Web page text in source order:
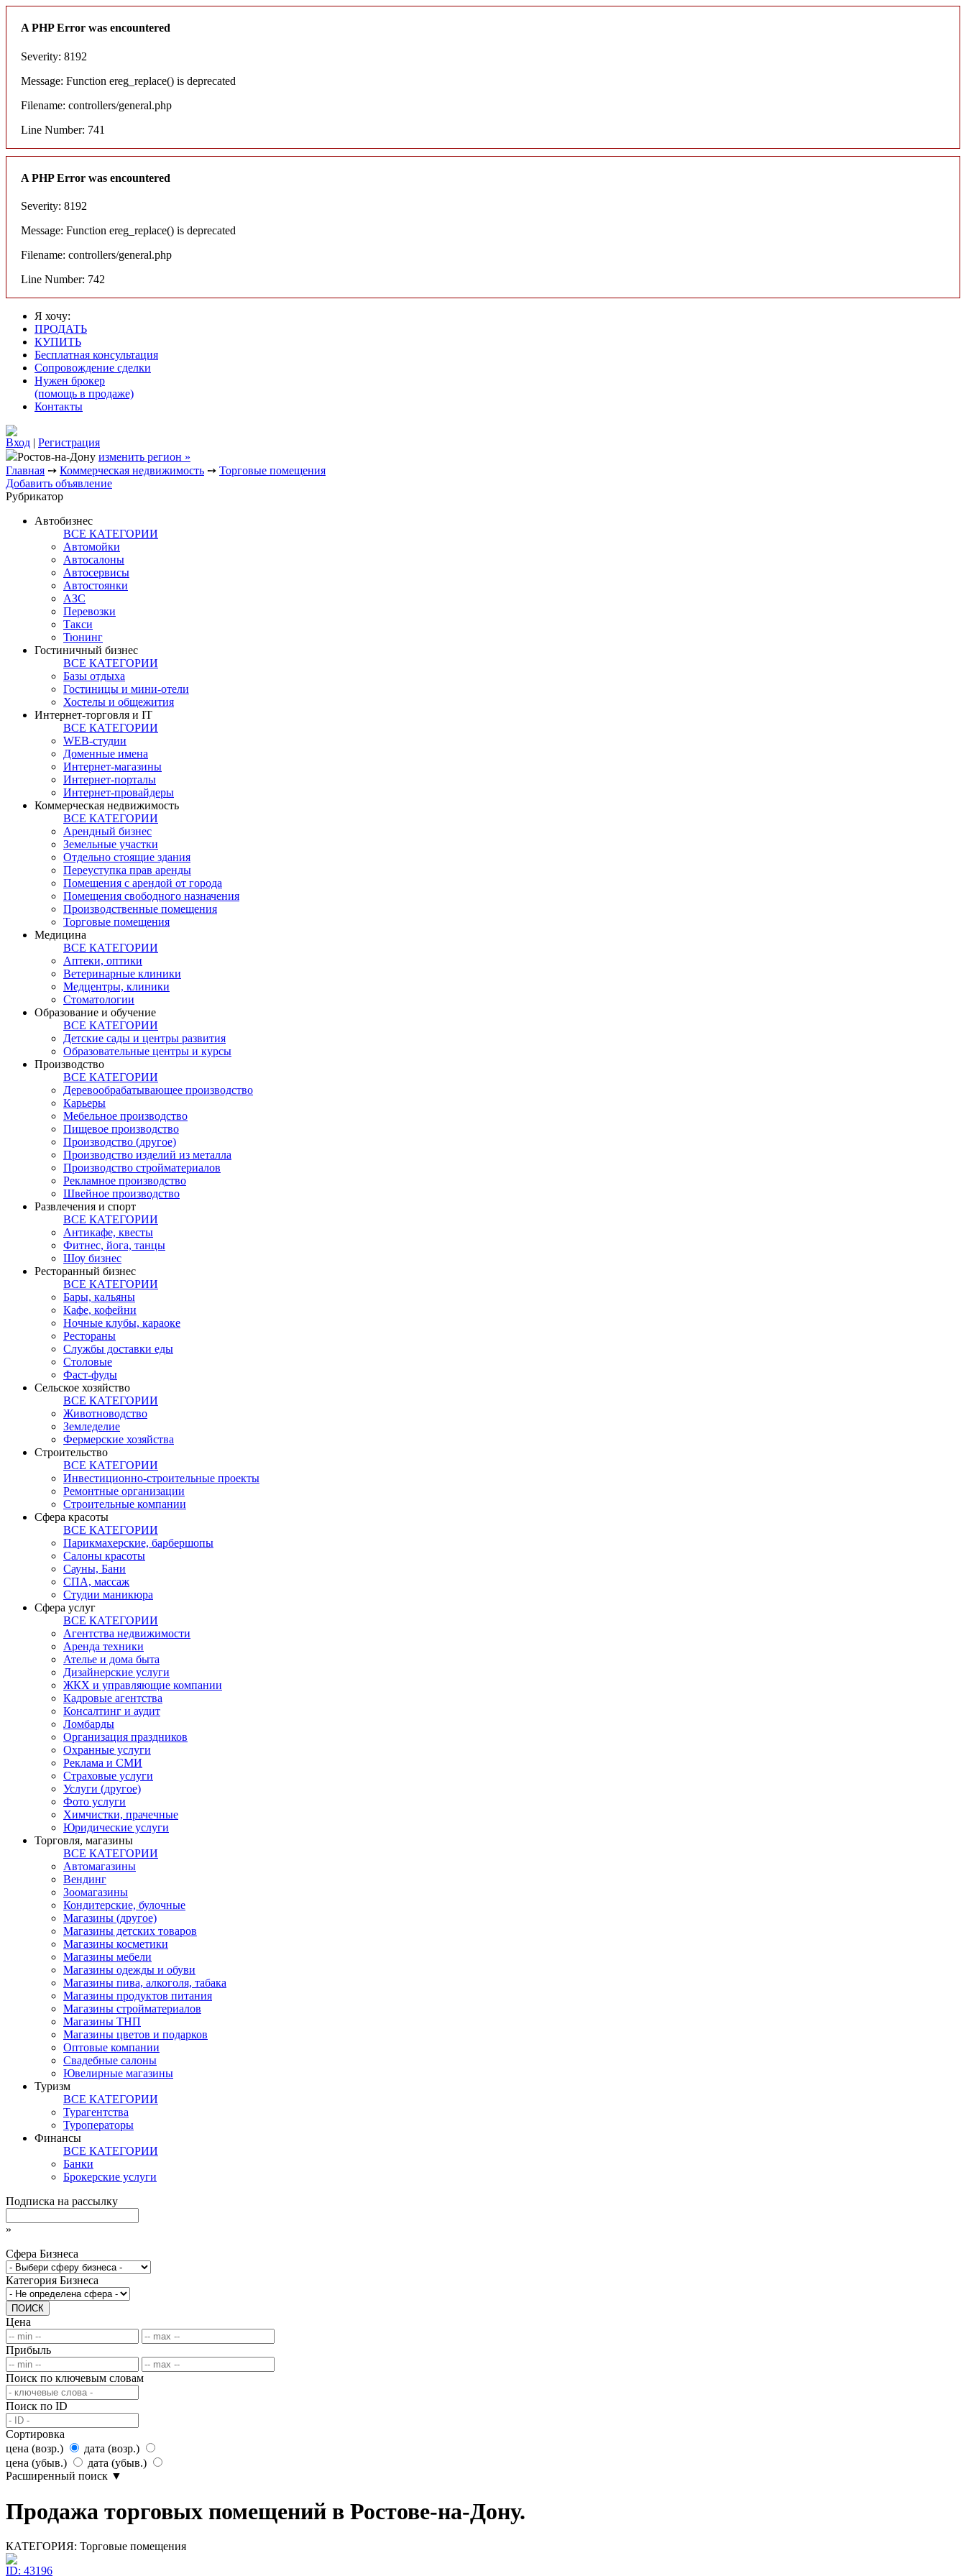
A PHP Error was encountered
Severity: 8192
Message: Function ereg_replace() is deprecated
Filename: controllers/general.php
Line Number: 741
A PHP Error was encountered
Severity: 8192
Message: Function ereg_replace() is deprecated
Filename: controllers/general.php
Line Number: 742
Я хочу:
ПРОДАТЬ
КУПИТЬ
Бесплатная консультация
Сопровождение сделки
Нужен брокер
(помощь в продаже)
Контакты
Вход | Регистрация
Ростов-на-Дону изменить регион »
Главная ➙ Коммерческая недвижимость ➙ Торговые помещения
Добавить объявление
Рубрикатор
Автобизнес
ВСЕ КАТЕГОРИИ
Автомойки
Автосалоны
Автосервисы
Автостоянки
АЗС
Перевозки
Такси
Тюнинг
Гостиничный бизнес
ВСЕ КАТЕГОРИИ
Базы отдыха
Гостиницы и мини-отели
Хостелы и общежития
Интернет-торговля и IT
ВСЕ КАТЕГОРИИ
WEB-студии
Доменные имена
Интернет-магазины
Интернет-порталы
Интернет-провайдеры
Коммерческая недвижимость
ВСЕ КАТЕГОРИИ
Арендный бизнес
Земельные участки
Отдельно стоящие здания
Переуступка прав аренды
Помещения с арендой от города
Помещения свободного назначения
Производственные помещения
Торговые помещения
Медицина
ВСЕ КАТЕГОРИИ
Аптеки, оптики
Ветеринарные клиники
Медцентры, клиники
Стоматологии
Образование и обучение
ВСЕ КАТЕГОРИИ
Детские сады и центры развития
Образовательные центры и курсы
Производство
ВСЕ КАТЕГОРИИ
Деревообрабатывающее производство
Карьеры
Мебельное производство
Пищевое производство
Производство (другое)
Производство изделий из металла
Производство стройматериалов
Рекламное производство
Швейное производство
Развлечения и спорт
ВСЕ КАТЕГОРИИ
Антикафе, квесты
Фитнес, йога, танцы
Шоу бизнес
Ресторанный бизнес
ВСЕ КАТЕГОРИИ
Бары, кальяны
Кафе, кофейни
Ночные клубы, караоке
Рестораны
Службы доставки еды
Столовые
Фаст-фуды
Сельское хозяйство
ВСЕ КАТЕГОРИИ
Животноводство
Земледелие
Фермерские хозяйства
Строительство
ВСЕ КАТЕГОРИИ
Инвестиционно-строительные проекты
Ремонтные организации
Строительные компании
Сфера красоты
ВСЕ КАТЕГОРИИ
Парикмахерские, барбершопы
Салоны красоты
Сауны, Бани
СПА, массаж
Студии маникюра
Сфера услуг
ВСЕ КАТЕГОРИИ
Агентства недвижимости
Аренда техники
Ателье и дома быта
Дизайнерские услуги
ЖКХ и управляющие компании
Кадровые агентства
Консалтинг и аудит
Ломбарды
Организация праздников
Охранные услуги
Реклама и СМИ
Страховые услуги
Услуги (другое)
Фото услуги
Химчистки, прачечные
Юридические услуги
Торговля, магазины
ВСЕ КАТЕГОРИИ
Автомагазины
Вендинг
Зоомагазины
Кондитерские, булочные
Магазины (другое)
Магазины детских товаров
Магазины косметики
Магазины мебели
Магазины одежды и обуви
Магазины пива, алкоголя, табака
Магазины продуктов питания
Магазины стройматериалов
Магазины ТНП
Магазины цветов и подарков
Оптовые компании
Свадебные салоны
Ювелирные магазины
Туризм
ВСЕ КАТЕГОРИИ
Турагентства
Туроператоры
Финансы
ВСЕ КАТЕГОРИИ
Банки
Брокерские услуги
Подписка на рассылку
»
Сфера Бизнеса
Категория Бизнеса
ПОИСК
Цена
Прибыль
Поиск по ключевым словам
Поиск по ID
Сортировка
цена (возр.)
дата (возр.)
цена (убыв.)
дата (убыв.)
Расширенный поиск ▼
Продажа торговых помещений в Ростове-на-Дону.
КАТЕГОРИЯ: Торговые помещения
ID: 43196